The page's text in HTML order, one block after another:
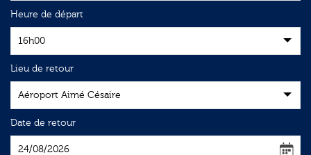
Heure de départ
16h00
Lieu de retour
Aéroport Aimé Césaire
Date de retour